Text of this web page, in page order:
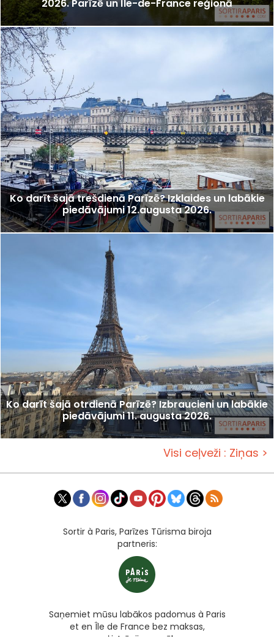
2026. Parīzē un Île-de-France reģionā
Ko darīt šajā trešdienā Parīzē? Izklaides un labākie
piedāvājumi 12.augusta 2026.
Ko darīt šajā otrdienā Parīzē? Izbraucieni un labākie
piedāvājumi 11. augusta 2026.
Visi ceļveži : Ziņas >
Sortir à Paris, Parīzes Tūrisma biroja
partneris:
Saņemiet mūsu labākos padomus à Paris
et en Île de France bez maksas,